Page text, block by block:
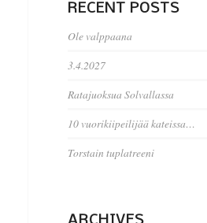
RECENT POSTS
Ole valppaana
3.4.2027
Ratajuoksua Solvallassa
10 vuorikiipeilijää kateissa…
Torstain tuplatreeni